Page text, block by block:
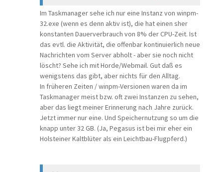
Im Taskmanager sehe ich nur eine Instanz von winpm-
32.exe (wenn es denn aktiv ist), die hat einen sher
konstanten Dauerverbrauch von 8% der CPU-Zeit. Ist
das evtl. die Aktivität, die offenbar kontinuierlich neue
Nachrichten vom Server abholt - aber sie noch nicht
löscht? Sehe ich mit Horde/Webmail. Gut daß es
wenigstens das gibt, aber nichts für den Alltag.
In früheren Zeiten / winpm-Versionen waren da im
Taskmanager meist bzw. oft zwei Instanzen zu sehen,
aber das liegt meiner Erinnerung nach Jahre zurück.
Jetzt immer nur eine. Und Speichernutzung so um die
knapp unter 32 GB. (Ja, Pegasus ist bei mir eher ein
Holsteiner Kaltblüter als ein Leichtbau-Flugpferd.)